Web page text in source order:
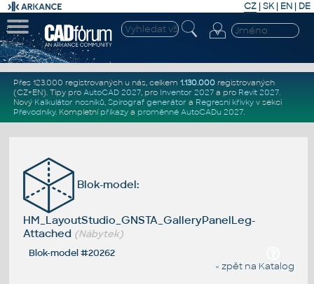
CZ | SK| EN | DE
Přes 123.000 registrovaných u nás, celkem 1.130.000registrovaných
(CZ+EN). Tipy pro AutoCAD 2027, pro Inventor 2027a pro Revit 2027.
Nový Kalkulátor nosníků, Spirograf generátor a Regresní křivkyv sekci
Převodníky. Kompletní příkazya proměnné AutoCADu 2027.
Blok-model:
HM_LayoutStudio_GNSTA_GalleryPanelLeg-
Attached (Nábytek)
Blok-model #20262
« zpět na Katalog